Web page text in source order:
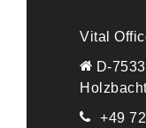
Vital
D-
+49